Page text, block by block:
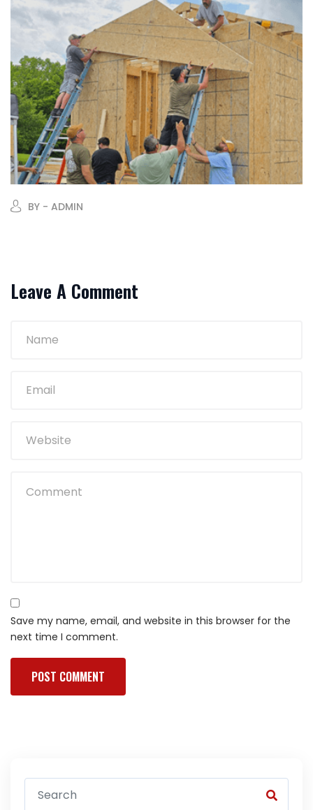
BY - ADMIN
Leave A Comment
Save my name, email, and website in this browser for the
next time I comment.